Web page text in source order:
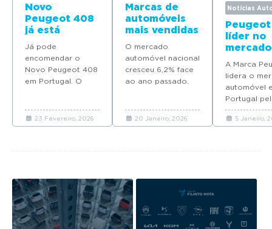
Novo
Peugeot 408
já está
disponível
para
encomenda
em Portugal
Já pode
encomendar o
Novo Peugeot 408
em Portugal. O
com preços a
partir de 37.065
23 Fevereiro, 2026
Marcas de
automóveis
mais vendidas
em Portugal
em 2025
O mercado
automóvel nacional
cresceu 6,2% face
ao ano passado.
automóveis novos
venderam em
20 Janeiro, 2026
Notícias
líder no
mercado
quatro
modelos
Top 10
vendas
2025
A Marca
lidera o
automóvel
Portugal
ano
coloca
5 Janeiro,